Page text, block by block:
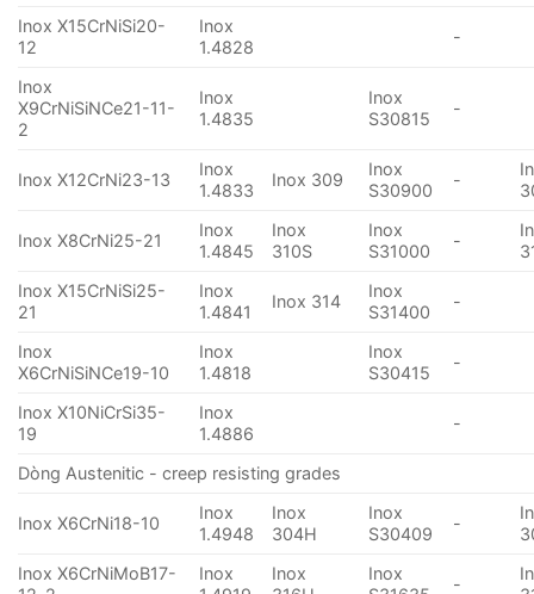
Inox X15CrNiSi20-
12
Inox
1.4828
-
Inox
X9CrNiSiNCe21-11-
2
Inox
1.4835
Inox
S30815
-
Inox X12CrNi23-13
Inox
1.4833
Inox 309
Inox
S30900
-
Inox X8CrNi25-21
Inox
1.4845
Inox
310S
Inox
S31000
-
Inox X15CrNiSi25-
21
Inox
1.4841
Inox 314
Inox
S31400
-
Inox
X6CrNiSiNCe19-10
Inox
1.4818
Inox
S30415
-
Inox X10NiCrSi35-
19
Inox
1.4886
-
Dòng Austenitic - creep resisting grades
Inox X6CrNi18-10
Inox
1.4948
Inox
304H
Inox
S30409
-
Inox X6CrNiMoB17-
Inox
Inox
Inox
-